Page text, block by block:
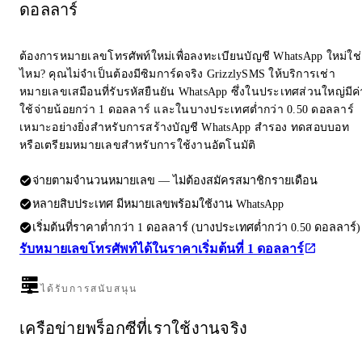
ดอลลาร์
ต้องการหมายเลขโทรศัพท์ใหม่เพื่อลงทะเบียนบัญชี WhatsApp ใหม่ใช่
ไหม? คุณไม่จำเป็นต้องมีซิมการ์ดจริง GrizzlySMS ให้บริการเช่า
หมายเลขเสมือนที่รับรหัสยืนยัน WhatsApp ซึ่งในประเทศส่วนใหญ่มีค่
ใช้จ่ายน้อยกว่า 1 ดอลลาร์ และในบางประเทศต่ำกว่า 0.50 ดอลลาร์
เหมาะอย่างยิ่งสำหรับการสร้างบัญชี WhatsApp สำรอง ทดสอบบอท
หรือเตรียมหมายเลขสำหรับการใช้งานอัตโนมัติ
จ่ายตามจำนวนหมายเลข — ไม่ต้องสมัครสมาชิกรายเดือน
หลายสิบประเทศ มีหมายเลขพร้อมใช้งาน WhatsApp
เริ่มต้นที่ราคาต่ำกว่า 1 ดอลลาร์ (บางประเทศต่ำกว่า 0.50 ดอลลาร์)
รับหมายเลขโทรศัพท์ได้ในราคาเริ่มต้นที่ 1 ดอลลาร์
ได้รับการสนับสนุน
เครือข่ายพร็อกซีที่เราใช้งานจริง